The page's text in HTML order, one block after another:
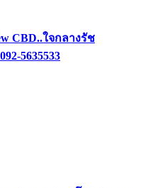
CBD..ใจกลางรัช
5635533